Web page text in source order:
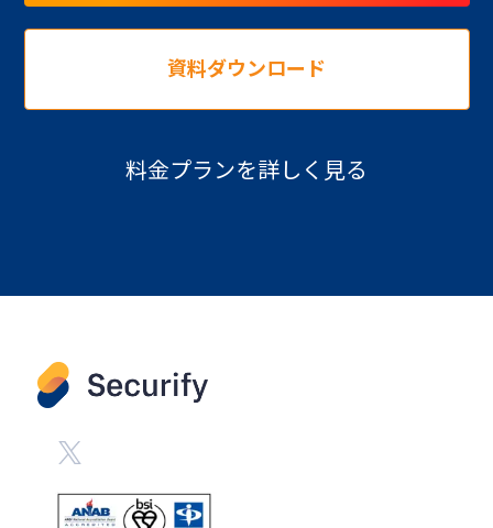
資料ダウンロード
料金プランを詳しく見る